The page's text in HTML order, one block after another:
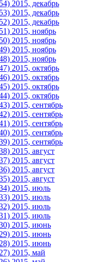
2015, декабрь
2015, декабрь
2015, декабрь
2015, ноябрь
2015, ноябрь
2015, ноябрь
2015, ноябрь
2015, октябрь
2015, октябрь
2015, октябрь
2015, октябрь
2015, сентябрь
2015, сентябрь
2015, сентябрь
2015, сентябрь
2015, сентябрь
2015, август
2015, август
2015, август
2015, август
2015, июль
2015, июль
2015, июль
2015, июль
2015, июнь
2015, июнь
2015, июнь
2015, май